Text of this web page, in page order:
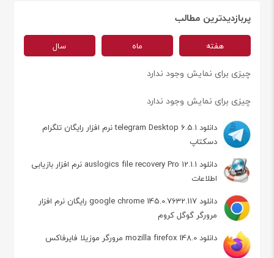
پربازدیدترین مطالب
هفته ماه سال
چیزی برای نمایش وجود ندارد
چیزی برای نمایش وجود ندارد
دانلود telegram Desktop 6.5.1 نرم افزار رایگان تلگرام
دسکتاپ
دانلود auslogics file recovery Pro 12.1.1 نرم افزار بازیابی
اطلاعات
دانلود google chrome 145.0.7632.117 رایگان نرم افزار
مرورگر گوگل کروم
دانلود mozilla firefox 148.0 مرورگر موزیلا فایرفاکس